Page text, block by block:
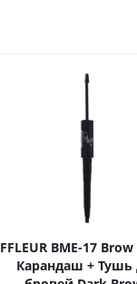
FFLEUR BME-17
Карандаш + Тушь